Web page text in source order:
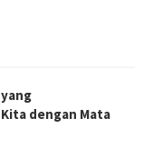
dengan Mata